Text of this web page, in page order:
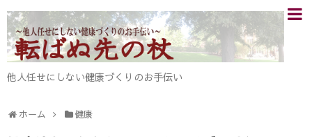
他人任せにしない健康づくりのお手伝い
ホーム 健康